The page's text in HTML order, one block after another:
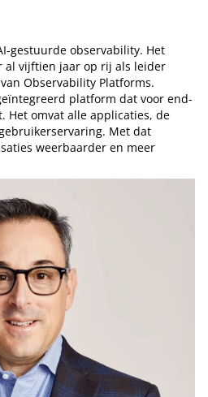
gestuurde observability. Het
al vijftien jaar op rij als leider
Observability Platforms.
platform dat voor end-
Het omvat alle applicaties, de
Met dat
weerbaarder en meer